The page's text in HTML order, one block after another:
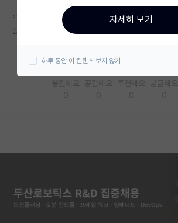
미국 대학원 합격 후기 게시판
대학원생 모집 게시판
연구실(PI) 홍보 게시판
임용 후기 게시판
으으... 오늘 포공AI 면접 보고 오신분 계신가요ㅠㅠㅠ
핑계인건 알지만 아는문제 제대로 못풀어서 너무 속
자세히 보기
하루 동안 이 컨텐츠 보지 않기